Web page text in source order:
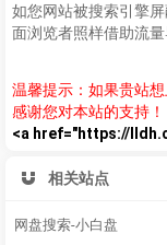
如您网站被搜索引擎
面浏览者照样借助流
温馨提示：如果贵站
感谢您对本站的支持！
<a href="https://
相关站点
网盘搜索-小白盘